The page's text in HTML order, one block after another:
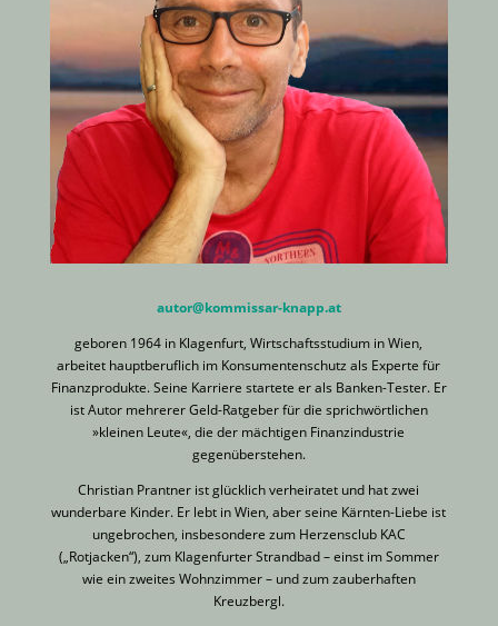
autor@kommissar-knapp.at
geboren 1964 in Klagenfurt, Wirtschaftsstudium in Wien,
arbeitet hauptberuflich im Konsumentenschutz als Experte für
Finanzprodukte. Seine Karriere startete er als Banken-Tester. Er
ist Autor mehrerer Geld-Ratgeber für die sprichwörtlichen
»kleinen Leute«, die der mächtigen Finanzindustrie
gegenüberstehen.
Christian Prantner ist glücklich verheiratet und hat zwei
wunderbare Kinder. Er lebt in Wien, aber seine Kärnten-Liebe ist
ungebrochen, insbesondere zum Herzensclub KAC
(„Rotjacken“), zum Klagenfurter Strandbad – einst im Sommer
wie ein zweites Wohnzimmer – und zum zauberhaften
Kreuzbergl.